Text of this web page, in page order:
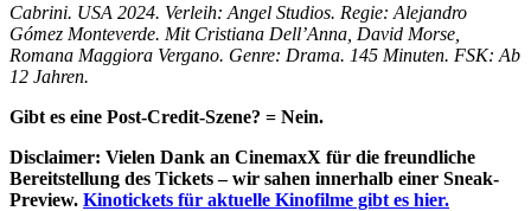
Cabrini. USA 2024. Verleih: Angel Studios. Regie: Alejandro
Gómez Monteverde. Mit Cristiana Dell’Anna, David Morse,
Romana Maggiora Vergano. Genre: Drama. 145 Minuten. FSK: Ab
12 Jahren.
Gibt es eine Post-Credit-Szene? = Nein.
Disclaimer: Vielen Dank an CinemaxX für die freundliche
Bereitstellung des Tickets – wir sahen innerhalb einer Sneak-
Preview. Kinotickets für aktuelle Kinofilme gibt es hier.